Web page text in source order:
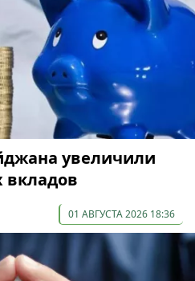
увеличили
вкладов
01 АВГУСТА 2026 18:36